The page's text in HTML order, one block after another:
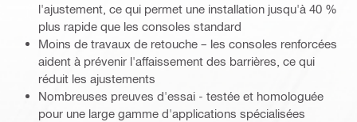
l'ajustement, ce qui permet une installation jusqu'à 40 %
plus rapide que les consoles standard
Moins de travaux de retouche – les consoles renforcées
aident à prévenir l'affaissement des barrières, ce qui
réduit les ajustements
Nombreuses preuves d'essai - testée et homologuée
pour une large gamme d'applications spécialisées